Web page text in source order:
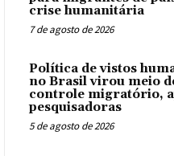
crise humanitária
7 de agosto de 2026
Política de vistos
no Brasil virou meio
controle migratório,
pesquisadoras
5 de agosto de 2026